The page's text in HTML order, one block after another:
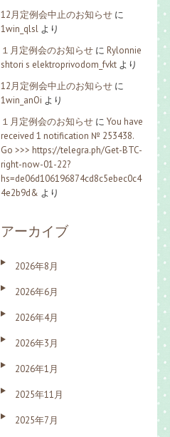
12月定例会中止のお知らせ に
1win_qlsl より
１月定例会のお知らせ に Rylonnie
shtori s elektroprivodom_fvkt より
12月定例会中止のお知らせ に
1win_anOi より
１月定例会のお知らせ に You have
received 1 notification № 253438.
Go >>> https://telegra.ph/Get-BTC-
right-now-01-22?
hs=de06d106196874cd8c5ebec0c4
4e2b9d& より
アーカイブ
2026年8月
2026年6月
2026年4月
2026年3月
2026年1月
2025年11月
2025年7月